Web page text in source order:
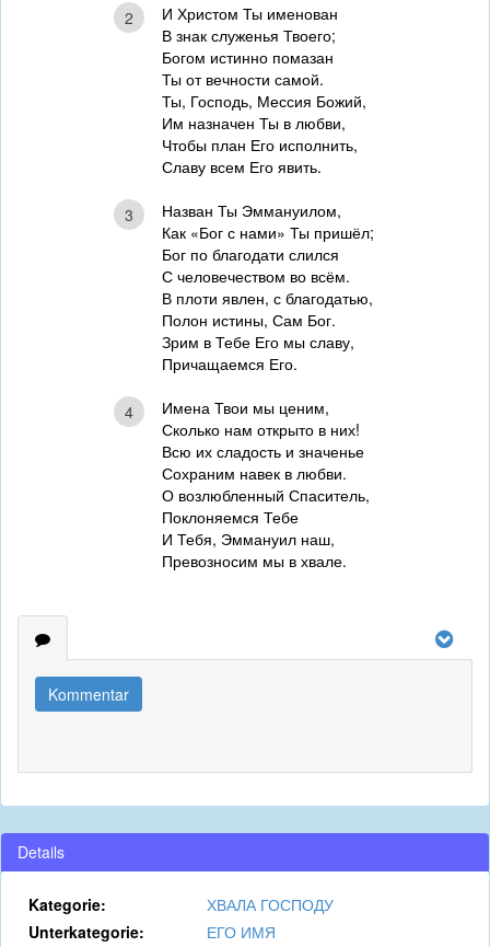
2
И Христом Ты именован
В знак служенья Твоего;
Богом истинно помазан
Ты от вечности самой.
Ты, Господь, Мессия Божий,
Им назначен Ты в любви,
Чтобы план Его исполнить,
Славу всем Его явить.
3
Назван Ты Эммануилом,
Как «Бог с нами» Ты пришёл;
Бог по благодати слился
С человечеством во всём.
В плоти явлен, с благодатью,
Полон истины, Сам Бог.
Зрим в Тебе Его мы славу,
Причащаемся Его.
4
Имена Твои мы ценим,
Сколько нам открыто в них!
Всю их сладость и значенье
Сохраним навек в любви.
О возлюбленный Спаситель,
Поклоняемся Тебе
И Тебя, Эммануил наш,
Превозносим мы в хвале.
Kommentar
Details
Kategorie:
ХВАЛА ГОСПОДУ
Unterkategorie:
ЕГО ИМЯ